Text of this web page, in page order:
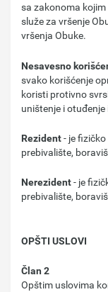
sa zakonoma kojim
služe za vršenje
vršenja Obuke.
Nesavesno
svako korišćenje
koristi protivno
uništenje i otuđenje
Rezident- je
prebivalište,
Nerezident- je
prebivalište,
OPŠTI USLOVI
Član 2
Opštim uslovima